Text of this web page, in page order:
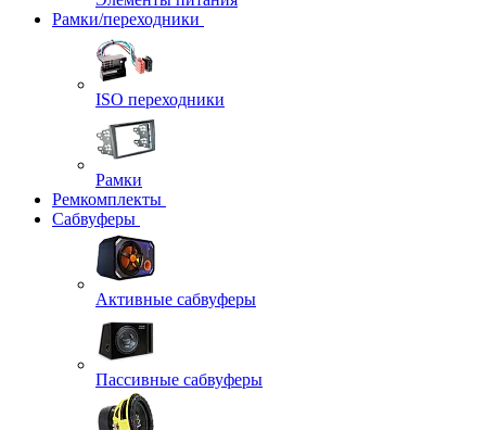
Рамки/переходники
ISO переходники
Рамки
Ремкомплекты
Сабвуферы
Активные сабвуферы
Пассивные сабвуферы